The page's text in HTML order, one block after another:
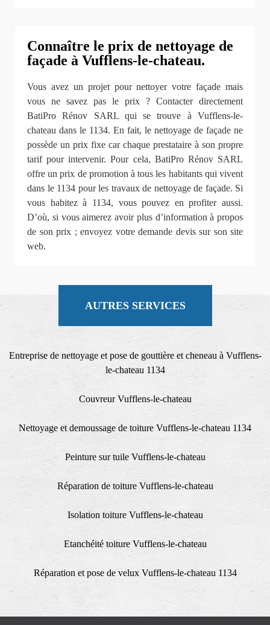
Connaître le prix de nettoyage de
façade à Vufflens-le-chateau.
Vous avez un projet pour nettoyer votre façade mais
vous ne savez pas le prix ? Contacter directement
BatiPro Rénov SARL qui se trouve à Vufflens-le-
chateau dans le 1134. En fait, le nettoyage de façade ne
possède un prix fixe car chaque prestataire à son propre
tarif pour intervenir. Pour cela, BatiPro Rénov SARL
offre un prix de promotion à tous les habitants qui vivent
dans le 1134 pour les travaux de nettoyage de façade. Si
vous habitez à 1134, vous pouvez en profiter aussi.
D’où, si vous aimerez avoir plus d’information à propos
de son prix ; envoyez votre demande devis sur son site
web.
AUTRES SERVICES
Entreprise de nettoyage et pose de gouttière et cheneau à Vufflens-
le-chateau 1134
Couvreur Vufflens-le-chateau
Nettoyage et demoussage de toiture Vufflens-le-chateau 1134
Peinture sur tuile Vufflens-le-chateau
Réparation de toiture Vufflens-le-chateau
Isolation toiture Vufflens-le-chateau
Etanchéité toiture Vufflens-le-chateau
Réparation et pose de velux Vufflens-le-chateau 1134